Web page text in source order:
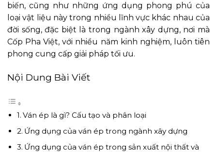
biến, cũng như những ứng dụng phong phú của
loại vật liệu này trong nhiều lĩnh vực khác nhau của
đời sống, đặc biệt là trong ngành xây dựng, nơi mà
Cốp Pha Việt, với nhiều năm kinh nghiệm, luôn tiên
phong cung cấp giải pháp tối ưu.
Nội Dung Bài Viết
Ván ép là gì? Cấu tạo và phân loại
Ứng dụng của ván ép trong ngành xây dựng
Ứng dụng của ván ép trong sản xuất nội thất và